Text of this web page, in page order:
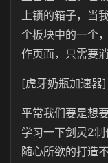
上锁的箱子，当
个板块中的一个
作页面，只需要
[虎牙奶瓶加速器]
平常我们要是想
学习一下剑灵2
随心所欲的打造